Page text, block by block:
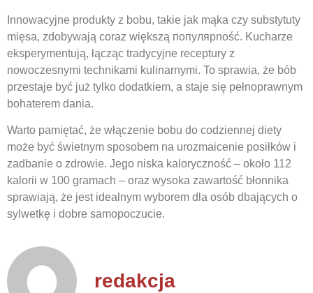
Innowacyjne produkty z bobu, takie jak mąka czy substytuty
mięsa, zdobywają coraz większą популярność. Kucharze
eksperymentują, łącząc tradycyjne receptury z
nowoczesnymi technikami kulinarnymi. To sprawia, że bób
przestaje być już tylko dodatkiem, a staje się pełnoprawnym
bohaterem dania.
Warto pamiętać, że włączenie bobu do codziennej diety
może być świetnym sposobem na urozmaicenie posiłków i
zadbanie o zdrowie. Jego niska kaloryczność – około 112
kalorii w 100 gramach – oraz wysoka zawartość błonnika
sprawiają, że jest idealnym wyborem dla osób dbających o
sylwetkę i dobre samopoczucie.
redakcja